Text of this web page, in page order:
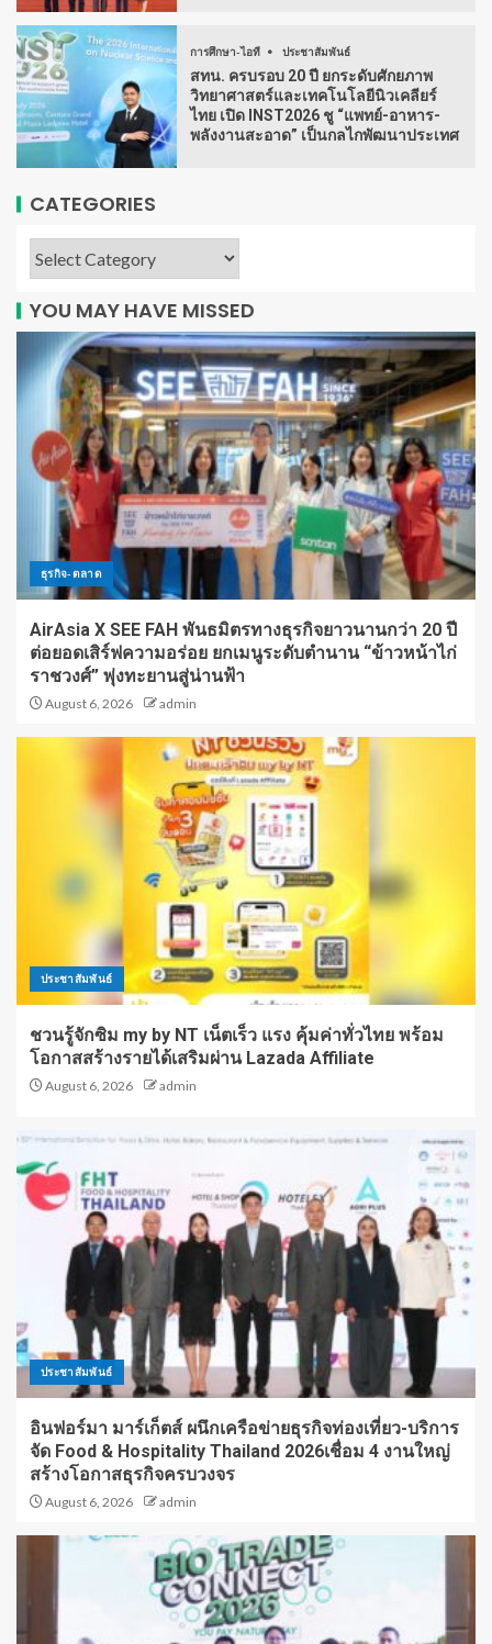
การศึกษา-ไอที ประชาสัมพันธ์
สทน. ครบรอบ 20 ปี ยกระดับศักยภาพ
วิทยาศาสตร์และเทคโนโลยีนิวเคลียร์
ไทย เปิด INST2026 ชู “แพทย์-อาหาร-
พลังงานสะอาด” เป็นกลไกพัฒนาประเทศ
CATEGORIES
YOU MAY HAVE MISSED
ธุรกิจ-ตลาด
AirAsia X SEE FAH พันธมิตรทางธุรกิจยาวนานกว่า 20 ปี
ต่อยอดเสิร์ฟความอร่อย ยกเมนูระดับตำนาน “ข้าวหน้าไก่
ราชวงศ์” พุ่งทะยานสู่น่านฟ้า
August 6, 2026 admin
ประชาสัมพันธ์
ชวนรู้จักซิม my by NT เน็ตเร็ว แรง คุ้มค่าทั่วไทย พร้อม
โอกาสสร้างรายได้เสริมผ่าน Lazada Affiliate
August 6, 2026 admin
ประชาสัมพันธ์
อินฟอร์มา มาร์เก็ตส์ ผนึกเครือข่ายธุรกิจท่องเที่ยว-บริการ
จัด Food & Hospitality Thailand 2026เชื่อม 4 งานใหญ่
สร้างโอกาสธุรกิจครบวงจร
August 6, 2026 admin